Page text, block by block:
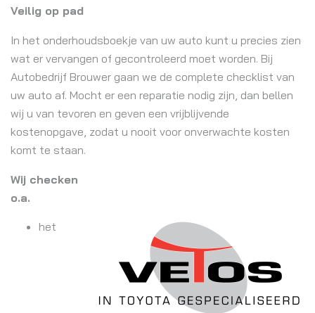
Veilig op pad
In het onderhoudsboekje van uw auto kunt u precies zien
wat er vervangen of gecontroleerd moet worden. Bij
Autobedrijf Brouwer gaan we de complete checklist van
uw auto af. Mocht er een reparatie nodig zijn, dan bellen
wij u van tevoren en geven een vrijblijvende
kostenopgave, zodat u nooit voor onverwachte kosten
komt te staan.
Wij checken
o.a.
het